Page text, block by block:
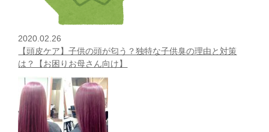
2020.02.26
【頭皮ケア】子供の頭が匂う？独特な子供臭の理由と対策
は？【お困りお母さん向け】